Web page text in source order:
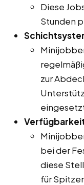
Diese
Stunden
zur
bei der
diese
für